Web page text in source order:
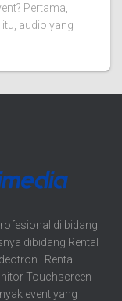
Pertama,
audio yang
di bidang
dibidang Rental
| Rental
Touchscreen |
event yang